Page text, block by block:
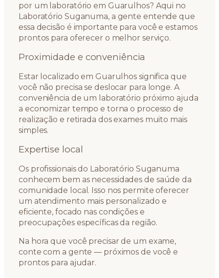
por um laboratório em Guarulhos? Aqui no
Laboratório Suganuma, a gente entende que
essa decisão é importante para você e estamos
prontos para oferecer o melhor serviço.
Proximidade e conveniência
Estar localizado em Guarulhos significa que
você não precisa se deslocar para longe. A
conveniência de um laboratório próximo ajuda
a economizar tempo e torna o processo de
realização e retirada dos exames muito mais
simples.
Expertise local
Os profissionais do Laboratório Suganuma
conhecem bem as necessidades de saúde da
comunidade local. Isso nos permite oferecer
um atendimento mais personalizado e
eficiente, focado nas condições e
preocupações específicas da região.
Na hora que você precisar de um exame,
conte com a gente — próximos de você e
prontos para ajudar.